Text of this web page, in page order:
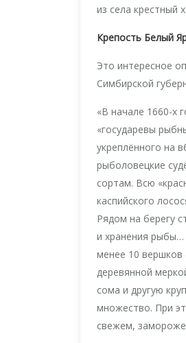
из села крестный
Крепость Белый
Это интересное
Симбирской
«В начале 1660-х
«государевы
укреплённого на
рыболовецкие
сортам. Всю
каспийского
Рядом на берегу
и хранения рыбы…
менее 10 вершков
деревянной
сома и другую
множество. При
свежем,